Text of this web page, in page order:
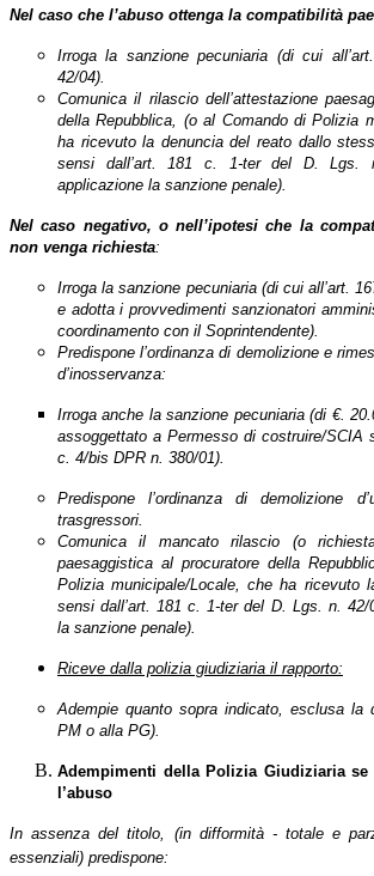
Nel caso che l’abuso ottenga la compatibilità
Irroga la sanzione pecuniaria (di cui
42/04).
Comunica il rilascio dell’attestazione
della Repubblica, (o al Comando di Polizia
ha ricevuto la denuncia del reato dallo
sensi dall’art. 181 c. 1-ter del D.
applicazione la sanzione penale).
Nel caso negativo, o nell’ipotesi che la
non venga richiesta:
Irroga la sanzione pecuniaria (di cui all’art.
e adotta i provvedimenti sanzionatori
coordinamento con il Soprintendente).
Predispone l’ordinanza di demolizione e
d’inosservanza:
Irroga anche la sanzione pecuniaria (di €.
assoggettato a Permesso di costruire/SCIA
c. 4/bis DPR n. 380/01).
Predispone l’ordinanza di demolizione
trasgressori.
Comunica il mancato rilascio (o
paesaggistica al procuratore della
Polizia municipale/Locale, che ha ricevuto
sensi dall’art. 181 c. 1-ter del D. Lgs. n. 42/
la sanzione penale).
Riceve dalla polizia giudiziaria il rapporto:
Adempie quanto sopra indicato, esclusa la
PM o alla PG).
Adempimenti della Polizia Giudiziaria se
l’abuso
In assenza del titolo, (in difformità - totale e
essenziali) predispone: